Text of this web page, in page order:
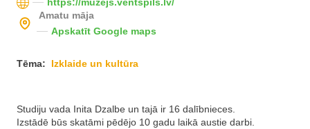
Amatu māja
Apskatīt Google maps
Tēma: Izklaide un kultūra
Studiju vada Inita Dzalbe un tajā ir 16 dalībnieces.
Izstādē būs skatāmi pēdējo 10 gadu laikā austie darbi.